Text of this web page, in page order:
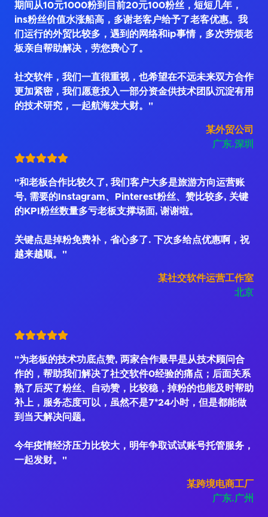
期间从10元1000粉到目前20元100粉丝，短短几年，
ins粉丝价值水涨船高，多谢老客户给予了老客优惠。我
们运行的外贸比较多，遇到的网络和ip事情，多次劳烦老
板亲自帮助解决，劳您费心了。
社交软件，我们一直很重视，也希望在不远未来双方合作
更加紧密，我们愿意投入一部分资金供技术团队沉淀有用
的技术研究，一起航海发大财。"
某外贸公司
广东.深圳
"和老板合作比较久了, 我们客户大多是旅游方向运营账
号, 需要的Instagram、Pinterest粉丝、赞比较多, 关键
的KPI粉丝数量多亏老板支撑场面, 谢谢啦。
关键点是掉粉免费补，省心多了. 下次多给点优惠啊，祝
越来越顺。"
某社交软件运营工作室
北京
"为老板的技术功底点赞, 两家合作最早是从技术顾问合
作的，帮助我们解决了社交软件0经验的痛点；后面关系
熟了后买了粉丝、自动赞，比较稳，掉粉的也能及时帮助
补上，服务态度可以，虽然不是7*24小时，但是都能做
到当天解决问题。
今年疫情经济压力比较大，明年争取试试账号托管服务，
一起发财。"
某跨境电商工厂
广东.广州